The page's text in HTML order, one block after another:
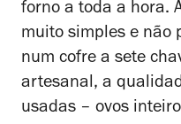
forno a toda a hora.
muito simples e não
num cofre a sete
artesanal, a
usadas – ovos